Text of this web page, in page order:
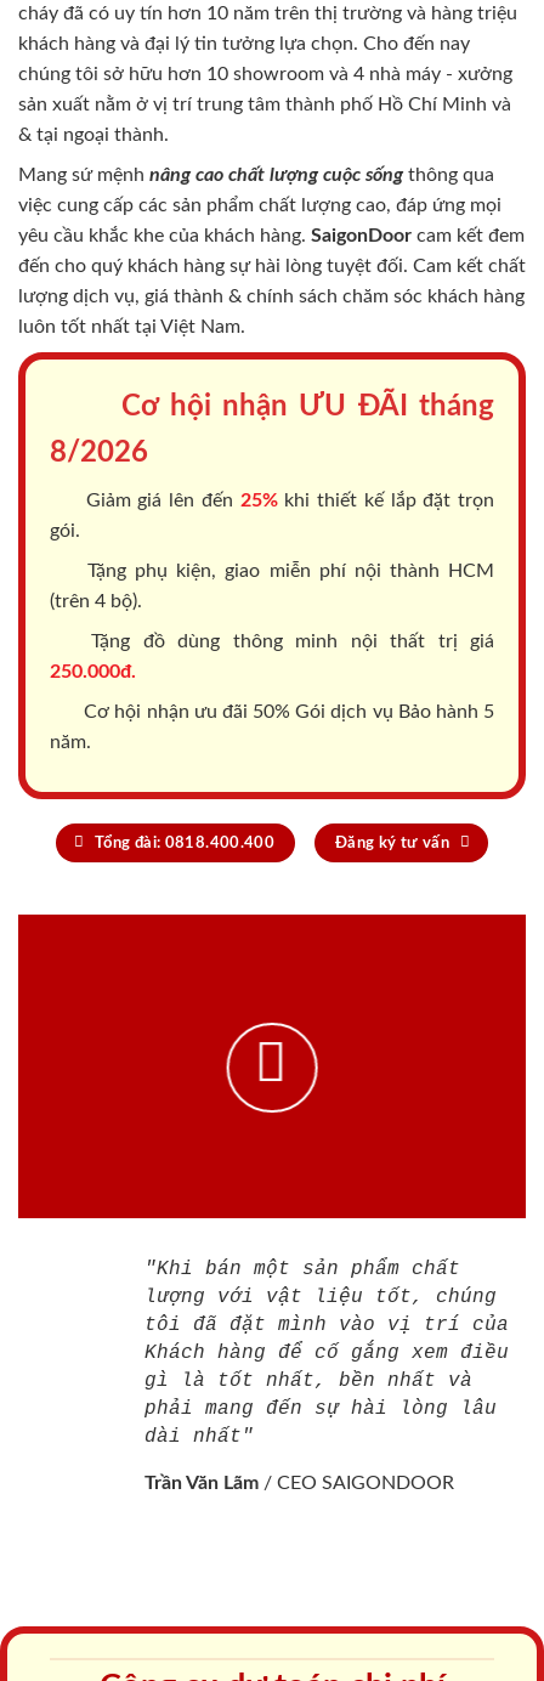
cháy đã có uy tín hơn 10 năm trên thị trường và hàng triệu
khách hàng và đại lý tin tưởng lựa chọn. Cho đến nay
chúng tôi sở hữu hơn 10 showroom và 4 nhà máy - xưởng
sản xuất nằm ở vị trí trung tâm thành phố Hồ Chí Minh và
& tại ngoại thành.
Mang sứ mệnh nâng cao chất lượng cuộc sốngthông qua
việc cung cấp các sản phẩm chất lượng cao, đáp ứng mọi
yêu cầu khắc khe của khách hàng. SaigonDoor cam kết đem
đến cho quý khách hàng sự hài lòng tuyệt đối. Cam kết chất
lượng dịch vụ, giá thành & chính sách chăm sóc khách hàng
luôn tốt nhất tại Việt Nam.
Cơ hội nhận ƯU ĐÃI tháng
8/2026
Giảm giá lên đến 25%khi thiết kế lắp đặt trọn
gói.
Tặng phụ kiện, giao miễn phí nội thành HCM
(trên 4 bộ).
Tặng đồ dùng thông minh nội thất trị giá
250.000đ.
Cơ hội nhận ưu đãi 50% Gói dịch vụ Bảo hành 5
năm.
Tổng đài: 0818.400.400 Đăng ký tư vấn
"Khi bán một sản phẩm chất
lượng với vật liệu tốt, chúng
tôi đã đặt mình vào vị trí của
Khách hàng để cố gắng xem điều
gì là tốt nhất, bền nhất và
phải mang đến sự hài lòng lâu
dài nhất"
Trần Văn Lãm / CEO SAIGONDOOR